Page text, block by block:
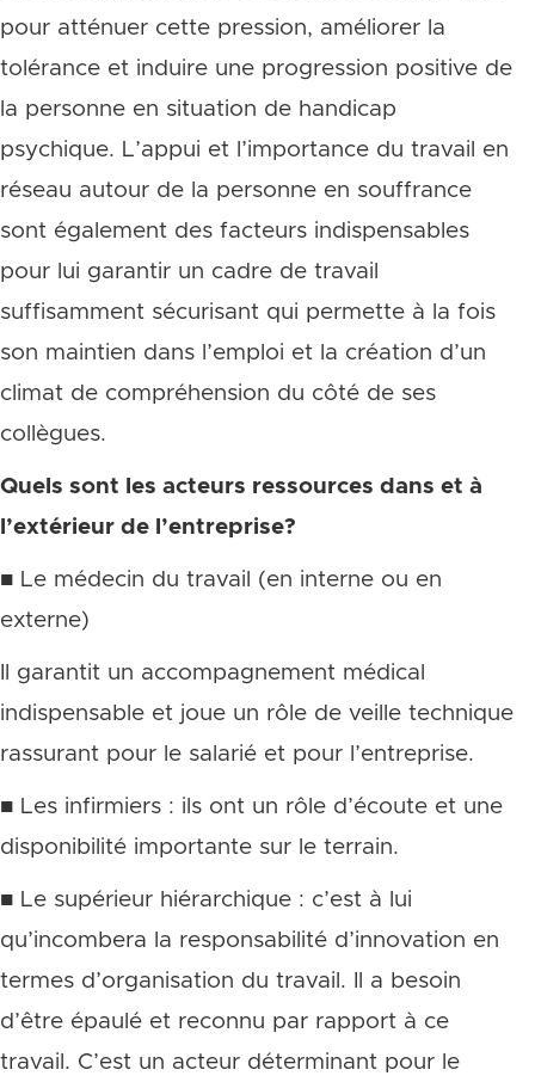
pour atténuer cette pression, améliorer la
tolérance et induire une progression positive de
la personne en situation de handicap
psychique. L’appui et l’importance du travail en
réseau autour de la personne en souffrance
sont également des facteurs indispensables
pour lui garantir un cadre de travail
suffisamment sécurisant qui permette à la fois
son maintien dans l’emploi et la création d’un
climat de compréhension du côté de ses
collègues.
Quels sont les acteurs ressources dans et à
l’extérieur de l’entreprise?
■ Le médecin du travail (en interne ou en
externe)
Il garantit un accompagnement médical
indispensable et joue un rôle de veille technique
rassurant pour le salarié et pour l’entreprise.
■ Les infirmiers : ils ont un rôle d’écoute et une
disponibilité importante sur le terrain.
■ Le supérieur hiérarchique : c’est à lui
qu’incombera la responsabilité d’innovation en
termes d’organisation du travail. Il a besoin
d’être épaulé et reconnu par rapport à ce
travail. C’est un acteur déterminant pour le